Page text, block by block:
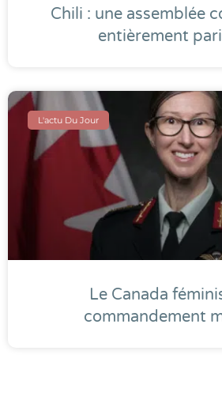
Chili : une assemblée
entièrement
L'actu Du Jour
Le Canada
commandement